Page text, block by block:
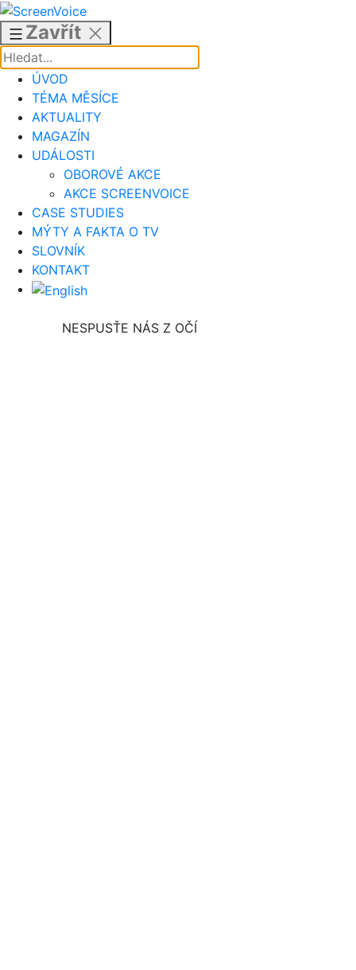
Přejít
obsahu
Zavřít
ÚVOD
TÉMA MĚSÍCE
AKTUALITY
MAGAZÍN
UDÁLOSTI
OBOROVÉ AKCE
AKCE SCREENVOICE
CASE STUDIES
MÝTY A FAKTA O TV
SLOVNÍK
KONTAKT
NESPUSŤE NÁS Z OČÍ